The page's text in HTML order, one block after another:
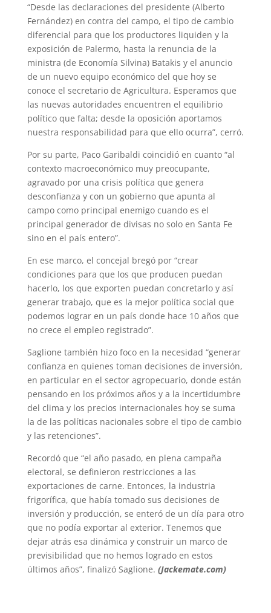
“Desde las declaraciones del presidente (Alberto
Fernández) en contra del campo, el tipo de cambio
diferencial para que los productores liquiden y la
exposición de Palermo, hasta la renuncia de la
ministra (de Economía Silvina) Batakis y el anuncio
de un nuevo equipo económico del que hoy se
conoce el secretario de Agricultura. Esperamos que
las nuevas autoridades encuentren el equilibrio
político que falta; desde la oposición aportamos
nuestra responsabilidad para que ello ocurra”, cerró.
Por su parte, Paco Garibaldi coincidió en cuanto “al
contexto macroeconómico muy preocupante,
agravado por una crisis política que genera
desconfianza y con un gobierno que apunta al
campo como principal enemigo cuando es el
principal generador de divisas no solo en Santa Fe
sino en el país entero”.
En ese marco, el concejal bregó por “crear
condiciones para que los que producen puedan
hacerlo, los que exporten puedan concretarlo y así
generar trabajo, que es la mejor política social que
podemos lograr en un país donde hace 10 años que
no crece el empleo registrado”.
Saglione también hizo foco en la necesidad “generar
confianza en quienes toman decisiones de inversión,
en particular en el sector agropecuario, donde están
pensando en los próximos años y a la incertidumbre
del clima y los precios internacionales hoy se suma
la de las políticas nacionales sobre el tipo de cambio
y las retenciones”.
Recordó que “el año pasado, en plena campaña
electoral, se definieron restricciones a las
exportaciones de carne. Entonces, la industria
frigorífica, que había tomado sus decisiones de
inversión y producción, se enteró de un día para otro
que no podía exportar al exterior. Tenemos que
dejar atrás esa dinámica y construir un marco de
previsibilidad que no hemos logrado en estos
últimos años”, finalizó Saglione. (Jackemate.com)